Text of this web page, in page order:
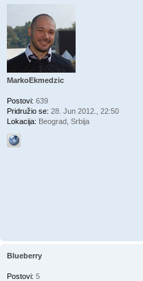
MarkoEkmedzic
Postovi: 639
Pridružio se: 28. Jun 2012., 22:50
Lokacija: Beograd, Srbija
Blueberry
Postovi: 5